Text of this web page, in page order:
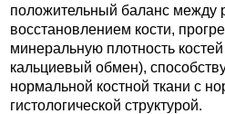
положительный баланс между
восстановлением кости,
минеральную плотность
кальциевый обмен),
нормальной костной ткани с
гистологической структурой.